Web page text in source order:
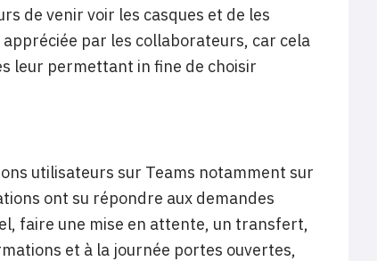
de venir voir les casques et de les
par les collaborateurs, car cela
leur permettant in fine de choisir
utilisateurs sur Teams notamment sur
ont su répondre aux demandes
faire une mise en attente, un transfert,
et à la journée portes ouvertes,